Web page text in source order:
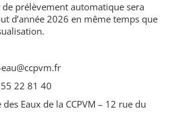
de prélèvement automatique sera
d’année 2026 en même temps que
22 81 40
Eaux de la CCPVM – 12 rue du